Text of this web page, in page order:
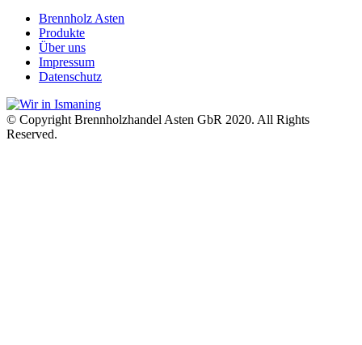
Brennholz Asten
Produkte
Über uns
Impressum
Datenschutz
© Copyright Brennholzhandel Asten GbR 2020. All Rights
Reserved.